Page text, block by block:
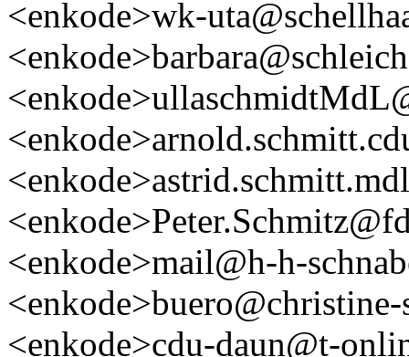
<enkode>wk-
<enkode>mail@h-h-
<enkode>cdu-daun@t-